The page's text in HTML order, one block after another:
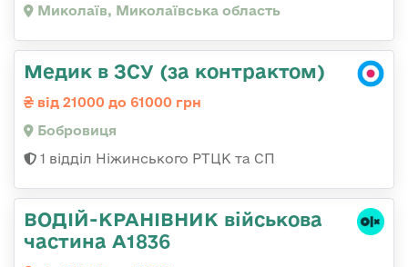
Миколаїв, Миколаївська область
Медик в ЗСУ (за контрактом)
від 21000 до 61000 грн
Бобровиця
1 відділ Ніжинського РТЦК та СП
ВОДІЙ-КРАНІВНИК військова
частина А1836